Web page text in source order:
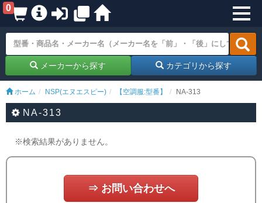
0
メーカーから探す カテゴリから探す
ホーム NSP(エヌエスピー) 【空調服:型番】 NA-313
NA-313
※検索結果がありません。
⇒ お問い合わせへ